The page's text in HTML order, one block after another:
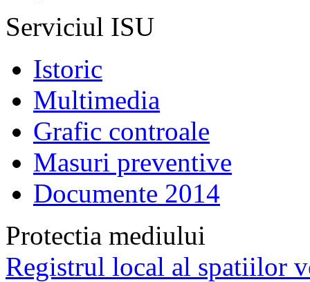
Serviciul ISU
Istoric
Multimedia
Grafic controale
Masuri preventive
Documente 2014
Protectia mediului
Registrul local al spatiilor